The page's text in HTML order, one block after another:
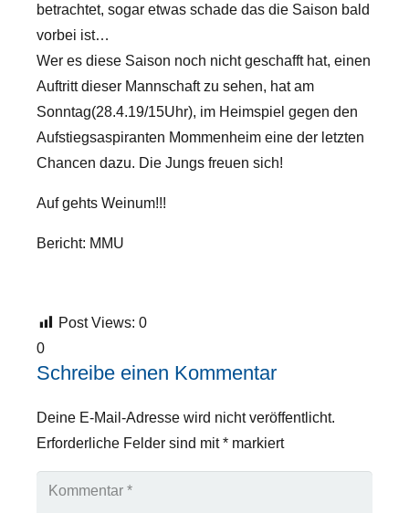
betrachtet, sogar etwas schade das die Saison bald
vorbei ist…
Wer es diese Saison noch nicht geschafft hat, einen
Auftritt dieser Mannschaft zu sehen, hat am
Sonntag(28.4.19/15Uhr), im Heimspiel gegen den
Aufstiegsaspiranten Mommenheim eine der letzten
Chancen dazu. Die Jungs freuen sich!
Auf gehts Weinum!!!
Bericht: MMU
Post Views: 0
0
Schreibe einen Kommentar
Deine E-Mail-Adresse wird nicht veröffentlicht.
Erforderliche Felder sind mit* markiert